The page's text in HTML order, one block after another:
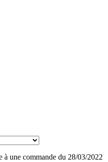
à une commande du 28/03/2022